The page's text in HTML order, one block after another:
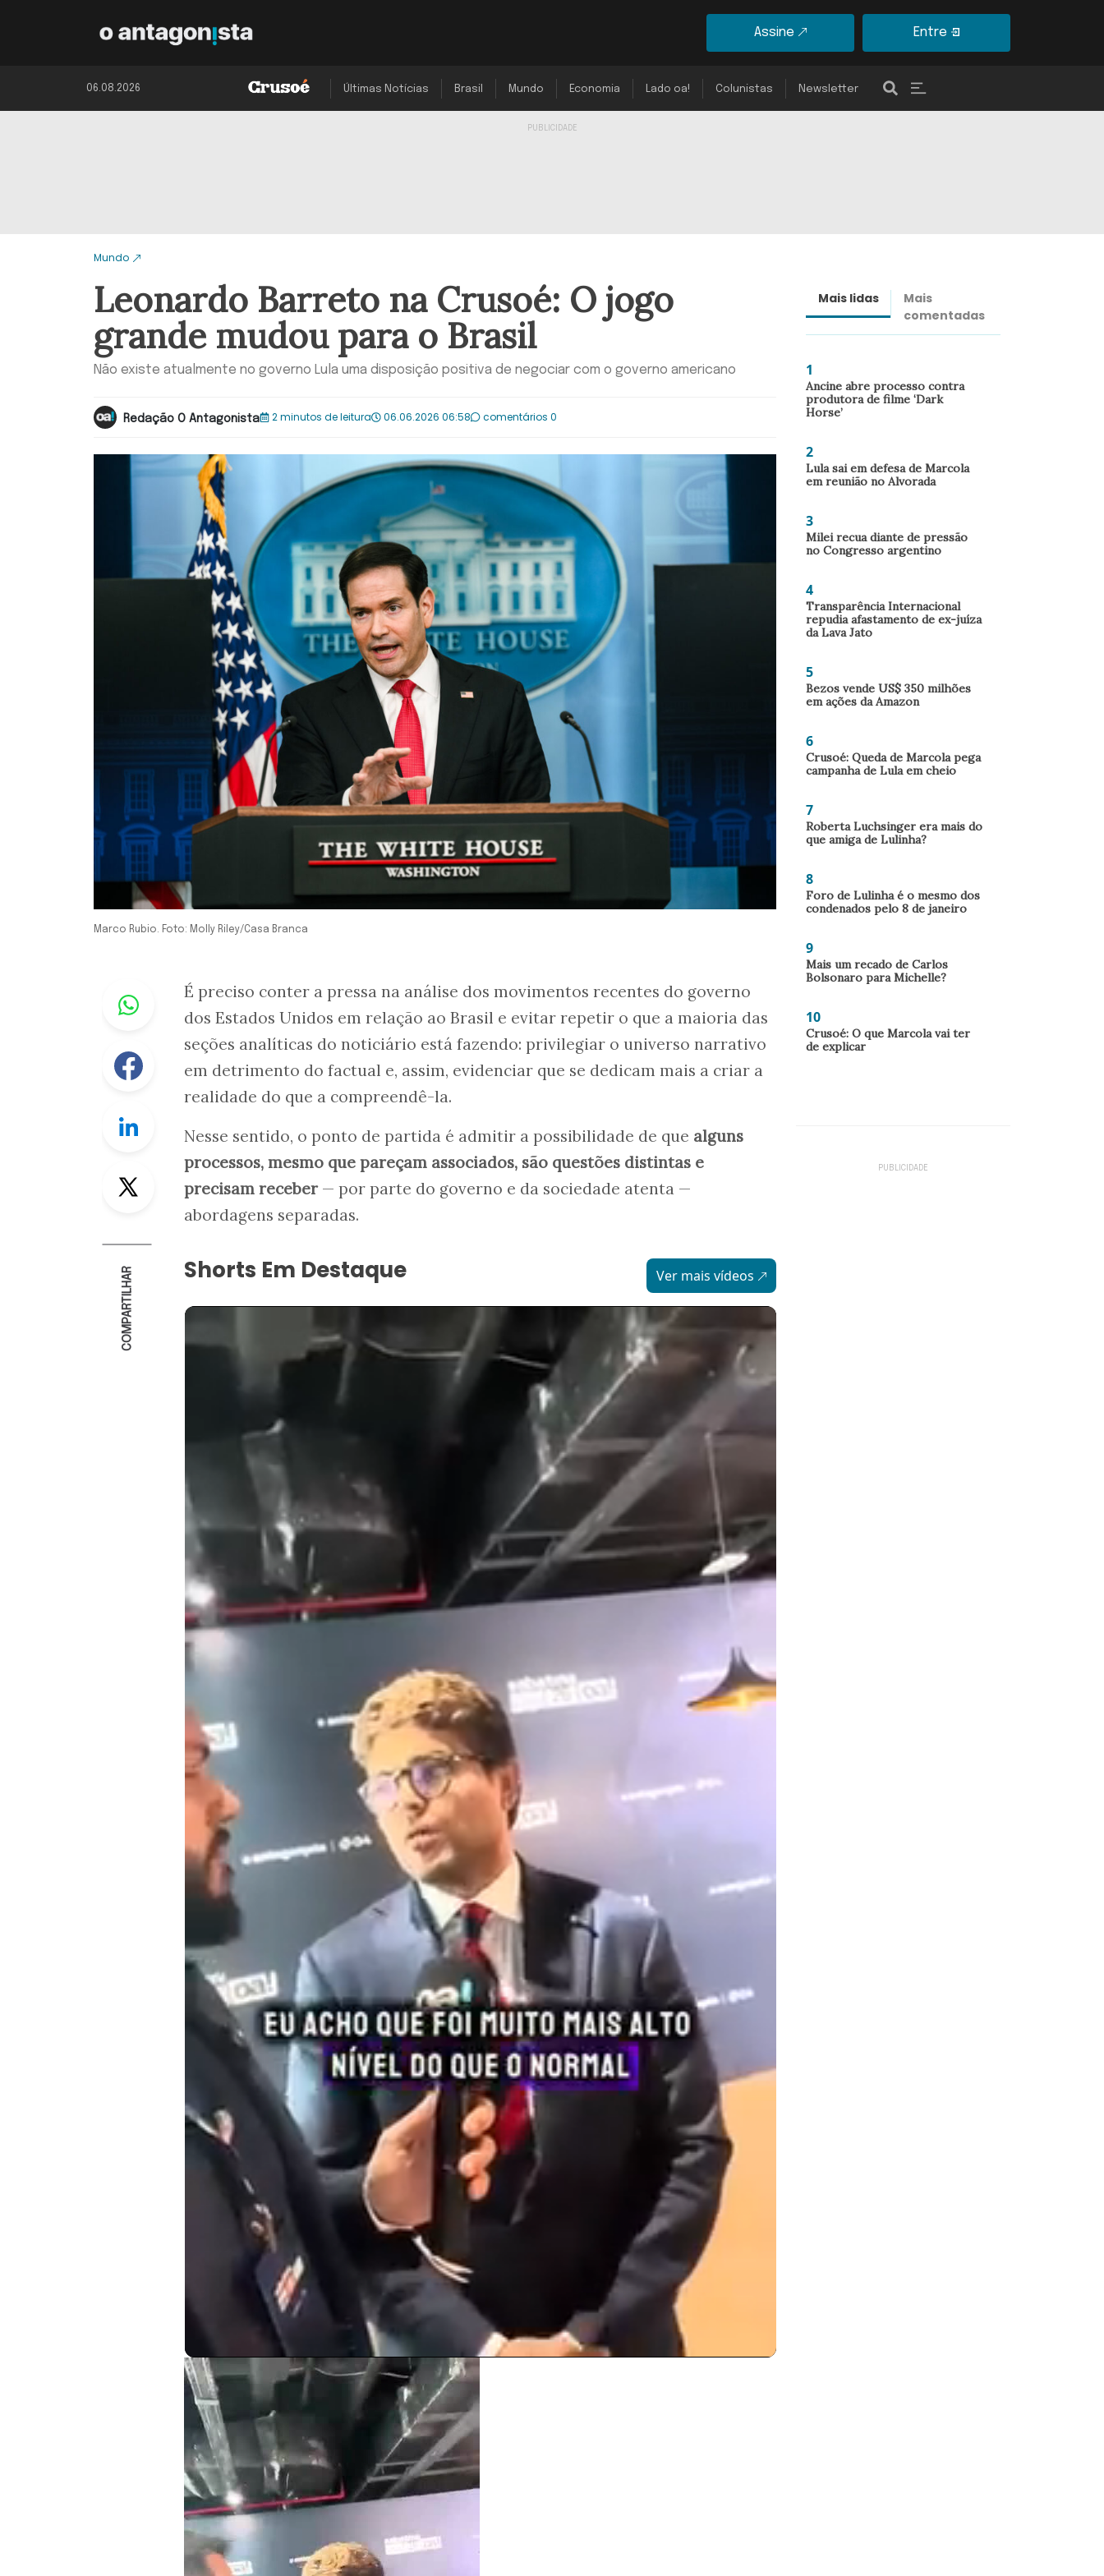
Assine Entre
06.08.2026 Últimas Notícias Brasil Mundo Economia Lado oa! Colunistas Newsletter
Mundo
Leonardo Barreto na Crusoé: O jogo
grande mudou para o Brasil
Não existe atualmente no governo Lula uma disposição positiva de negociar com o governo americano
Redação O Antagonista 2 minutos de leitura 06.06.2026 06:58 comentários 0
Marco Rubio. Foto: Molly Riley/Casa Branca
Whastapp
Facebook
Twitter
COMPARTILHAR
É preciso conter a pressa na análise dos movimentos recentes do governo
dos Estados Unidos em relação ao Brasil e evitar repetir o que a maioria das
seções analíticas do noticiário está fazendo: privilegiar o universo narrativo
em detrimento do factual e, assim, evidenciar que se dedicam mais a criar a
realidade do que a compreendê-la.
Nesse sentido, o ponto de partida é admitir a possibilidade de que alguns
processos, mesmo que pareçam associados, são questões distintas e
precisam receber— por parte do governo e da sociedade atenta —
abordagens separadas.
Shorts Em Destaque Ver mais vídeos
Mais lidas
Mais
comentadas
1
Ancine abre processo contra
produtora de filme ‘Dark
Horse’
2
Lula sai em defesa de Marcola
em reunião no Alvorada
3
Milei recua diante de pressão
no Congresso argentino
4
Transparência Internacional
repudia afastamento de ex-juíza
da Lava Jato
5
Bezos vende US$ 350 milhões
em ações da Amazon
6
Crusoé: Queda de Marcola pega
campanha de Lula em cheio
7
Roberta Luchsinger era mais do
que amiga de Lulinha?
8
Foro de Lulinha é o mesmo dos
condenados pelo 8 de janeiro
9
Mais um recado de Carlos
Bolsonaro para Michelle?
10
Crusoé: O que Marcola vai ter
de explicar